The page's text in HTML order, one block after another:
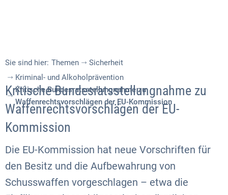
Sie sind hier: Themen
Sicherheit
Kriminal- und Alkoholprävention
Kritische Bundesratsstellungnahme zu
Waffenrechtsvorschlägen der EU-Kommission
Kritische Bundesratsstellungnahme zu
Waffenrechtsvorschlägen der EU-
Kommission
Die EU-Kommission hat neue Vorschriften für
den Besitz und die Aufbewahrung von
Schusswaffen vorgeschlagen – etwa die